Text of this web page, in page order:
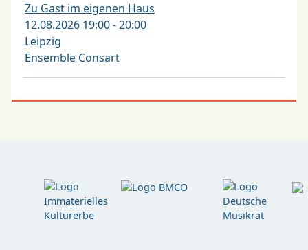
Zu Gast im eigenen Haus
12.08.2026 19:00 - 20:00
Leipzig
Ensemble Consart